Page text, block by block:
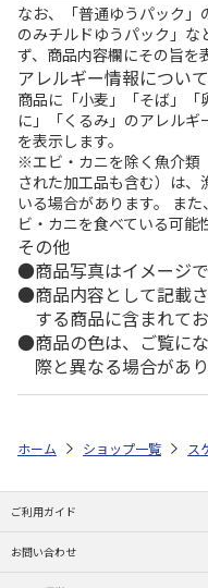
なお、「普通ゆうパック
のみチルドゆうパック」
ず、商品内容欄にその旨を
アレルギー情報について
商品に「小麦」「そば」
に」「くるみ」のアレル
を表示します。
※エビ・カニを除く魚介類
された加工品も含む）は
いる場合があります。 ま
ビ・カニを食べている可能
その他
商品写真はイメージで
商品内容として記載
する商品に含まれて
商品の色は、ご覧に
際と異なる場合があり
ホーム ショップ一覧 ス
ご利用ガイド
お問い合わせ